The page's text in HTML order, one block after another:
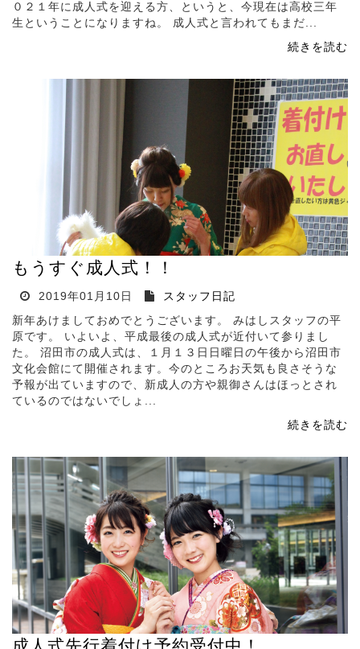
０２１年に成人式を迎える方、というと、今現在は高校三年
生ということになりますね。 成人式と言われてもまだ...
続きを読む
もうすぐ成人式！！
2019年01月10日
スタッフ日記
新年あけましておめでとうございます。 みはしスタッフの平
原です。 いよいよ、平成最後の成人式が近付いて参りまし
た。 沼田市の成人式は、１月１３日日曜日の午後から沼田市
文化会館にて開催されます。今のところお天気も良さそうな
予報が出ていますので、新成人の方や親御さんはほっとされ
ているのではないでしょ...
続きを読む